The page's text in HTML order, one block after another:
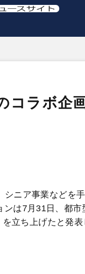
コラボ企
ニア事業などを
ンは7月31日、都
立ち上げたと発表